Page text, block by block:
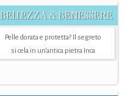
BELLEZZA & BENESSERE
Pelle dorata e protetta? Il segreto
si cela in un’antica pietra Inca